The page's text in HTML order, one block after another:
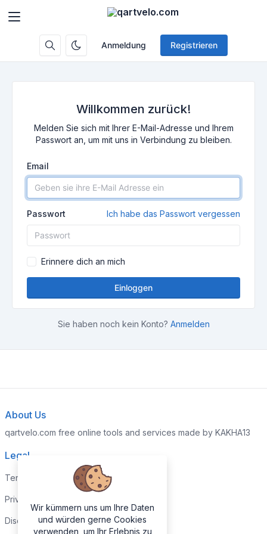
Anmeldung Registrieren
Willkommen zurück!
Melden Sie sich mit Ihrer E-Mail-Adresse und Ihrem
Passwort an, um mit uns in Verbindung zu bleiben.
Email
Passwort Ich habe das Passwort vergessen
Erinnere dich an mich
Einloggen
Sie haben noch kein Konto? Anmelden
About Us
qartvelo.com free online tools and services made by KAKHA13
Legal
Terms and Conditions
Privacy Policy
Disclaimer
Wir kümmern uns um Ihre Daten
und würden gerne Cookies
verwenden, um Ihr Erlebnis zu